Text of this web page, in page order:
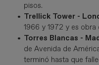
pisos.
Trellick Tower -
1966 y 1972 y es
Torres Blancas -
de Avenida de
terminó hasta que